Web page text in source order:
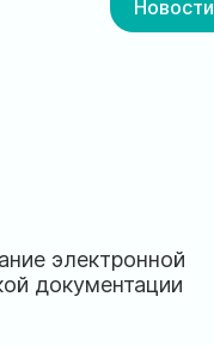
Новости
электронной
документации